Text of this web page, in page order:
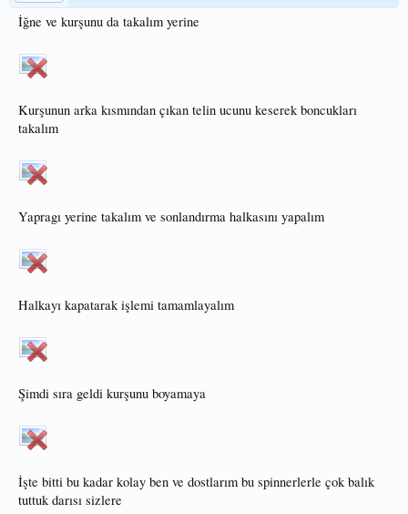
İğne ve kurşunu da takalım yerine
Kurşunun arka kısmından çıkan telin ucunu keserek boncukları
takalım
Yapragı yerine takalım ve sonlandırma halkasını yapalım
Halkayı kapatarak işlemi tamamlayalım
Şimdi sıra geldi kurşunu boyamaya
İşte bitti bu kadar kolay ben ve dostlarım bu spinnerlerle çok balık
tuttuk darısı sizlere